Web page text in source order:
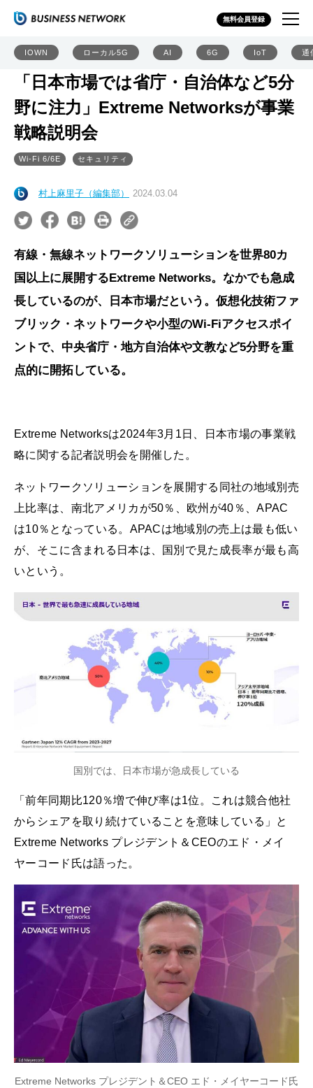
無料会員登録
IOWN ローカル5G AI 6G IoT 通
「日本市場では省庁・自治体など5分
野に注力」Extreme Networksが事業
戦略説明会
Wi-Fi 6/6E セキュリティ
村上麻里子（編集部） 2024.03.04
有線・無線ネットワークソリューションを世界80カ
国以上に展開するExtreme Networks。なかでも急成
長しているのが、日本市場だという。仮想化技術ファ
ブリック・ネットワークや小型のWi-Fiアクセスポイ
ントで、中央省庁・地方自治体や文教など5分野を重
点的に開拓している。
Extreme Networksは2024年3月1日、日本市場の事業戦
略に関する記者説明会を開催した。
ネットワークソリューションを展開する同社の地域別売
上比率は、南北アメリカが50％、欧州が40％、APAC
は10％となっている。APACは地域別の売上は最も低い
が、そこに含まれる日本は、国別で見た成長率が最も高
いという。
国別では、日本市場が急成長している
「前年同期比120％増で伸び率は1位。これは競合他社
からシェアを取り続けていることを意味している」と
Extreme Networks プレジデント＆CEOのエド・メイ
ヤーコード氏は語った。
Extreme Networks プレジデント＆CEO エド・メイヤーコード氏